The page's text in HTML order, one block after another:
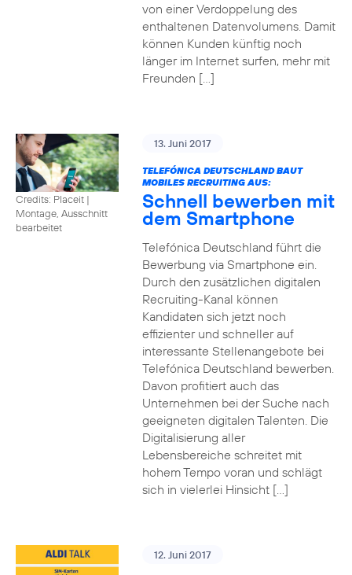
von einer Verdoppelung des
enthaltenen Datenvolumens. Damit
können Kunden künftig noch
länger im Internet surfen, mehr mit
Freunden […]
Credits: Placeit |
Montage, Ausschnitt
bearbeitet
13. Juni 2017
TELEFÓNICA DEUTSCHLAND BAUT
MOBILES RECRUITING AUS:
Schnell bewerben mit
dem Smartphone
Telefónica Deutschland führt die
Bewerbung via Smartphone ein.
Durch den zusätzlichen digitalen
Recruiting-Kanal können
Kandidaten sich jetzt noch
effizienter und schneller auf
interessante Stellenangebote bei
Telefónica Deutschland bewerben.
Davon profitiert auch das
Unternehmen bei der Suche nach
geeigneten digitalen Talenten. Die
Digitalisierung aller
Lebensbereiche schreitet mit
hohem Tempo voran und schlägt
sich in vielerlei Hinsicht […]
12. Juni 2017